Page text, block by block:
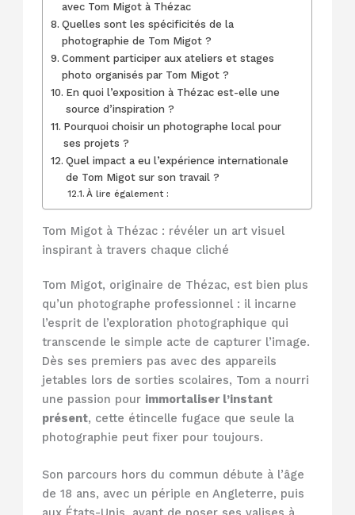
avec Tom Migot à Thézac
Quelles sont les spécificités de la
photographie de Tom Migot ?
Comment participer aux ateliers et stages
photo organisés par Tom Migot ?
En quoi l’exposition à Thézac est-elle une
source d’inspiration ?
Pourquoi choisir un photographe local pour
ses projets ?
Quel impact a eu l’expérience internationale
de Tom Migot sur son travail ?
À lire également :
Tom Migot à Thézac : révéler un art visuel
inspirant à travers chaque cliché
Tom Migot, originaire de Thézac, est bien plus
qu’un photographe professionnel : il incarne
l’esprit de l’exploration photographique qui
transcende le simple acte de capturer l’image.
Dès ses premiers pas avec des appareils
jetables lors de sorties scolaires, Tom a nourri
une passion pour immortaliser l’instant
présent, cette étincelle fugace que seule la
photographie peut fixer pour toujours.
Son parcours hors du commun débute à l’âge
de 18 ans, avec un périple en Angleterre, puis